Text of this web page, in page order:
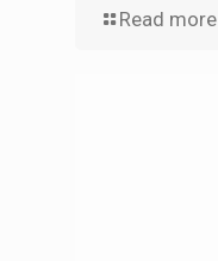
Read more